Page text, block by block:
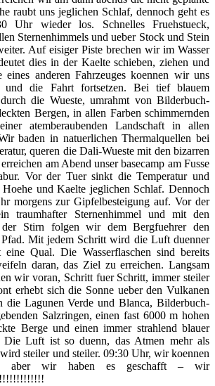
raubt uns jeglichen Schlaf, dennoch geht es
Uhr wieder los. Schnelles Fruehstueck,
Sternenhimmels und ueber Stock und Stein
Auf eisiger Piste brechen wir im Wasser
dies in der Kaelte schieben, ziehen und
anderen Fahrzeuges koennen wir uns
und die Fahrt fortsetzen. Bei tief blauem
die Wueste, umrahmt von Bilderbuch-
Bergen, in allen Farben schimmernden
atemberaubenden Landschaft in allen
baden in natuerlichen Thermalquellen bei
queren die Dali-Wueste mit den bizarren
am Abend unser basecamp am Fusse
Vor der Tuer sinkt die Temperatur und
Hoehe und Kaelte jeglichen Schlaf. Dennoch
morgens zur Gipfelbesteigung auf. Vor der
traumhafter Sternenhimmel und mit den
der Stirn folgen wir dem Bergfuehrer den
Mit jedem Schritt wird die Luft duenner
Qual. Die Wasserflaschen sind bereits
daran, das Ziel zu erreichen. Langsam
wir voran, Schritt fuer Schritt, immer steiler
erhebt sich die Sonne ueber den Vulkanen
die Lagunen Verde und Blanca, Bilderbuch-
Salzringen, einen fast 6000 m hohen
Berge und einen immer strahlend blauer
Die Luft ist so duenn, das Atmen mehr als
steiler und steiler. 09:30 Uhr, wir koennen
aber wir haben es geschafft – wir